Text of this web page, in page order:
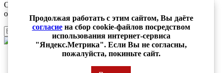
Оставьте свой адрес электронной почты и получайте новости
о новинках компании
Отправить
© ПолиграфычЪ 1991-2025. все права защищены
Продолжая работать с этим сайтом, Вы даёте
согласиена сбор cookie-файлов посредством
использования интернет-сервиса
"Яндекс.Метрика". Если Вы не согласны,
пожалуйста, покиньте сайт.